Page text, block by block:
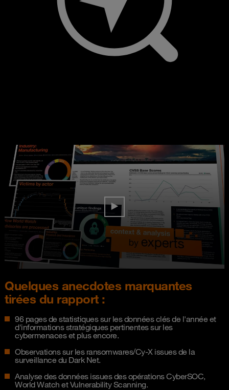
Quelques anecdotes marquantes
tirées du rapport :
96 pages de statistiques sur les données clés de l'année et
d'informations stratégiques pertinentes sur les
cybermenaces et plus encore.
Observations sur les ransomwares/Cy-X issues de la
surveillance du Dark Net.
Analyse des données issues des opérations CyberSOC,
World Watch et Vulnerability Scanning.